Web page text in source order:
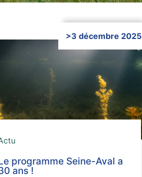
>3 décembre 2025
programme Seine-Aval a
ans !